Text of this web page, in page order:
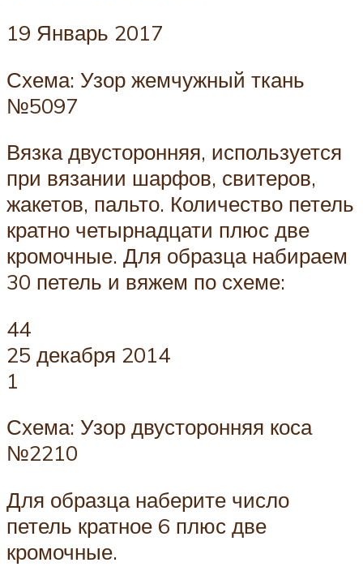
19 Январь 2017
Схема: Узор жемчужный ткань
№5097
Вязка двусторонняя, используется
при вязании шарфов, свитеров,
жакетов, пальто. Количество петель
кратно четырнадцати плюс две
кромочные. Для образца набираем
30 петель и вяжем по схеме:
44
25 декабря 2014
1
Схема: Узор двусторонняя коса
№2210
Для образца наберите число
петель кратное 6 плюс две
кромочные.